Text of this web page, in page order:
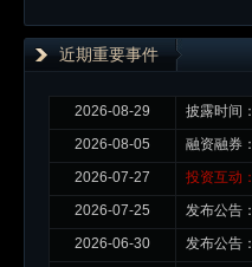
近期重要事件
2026-08-29 披露时间：
2026-08-05 融资融券：
2026-07-27 投资互动：
2026-07-25 发布公告：
2026-06-30 发布公告：